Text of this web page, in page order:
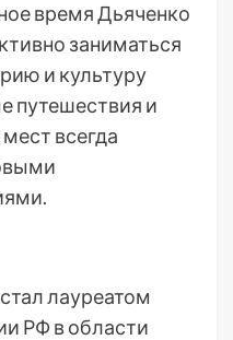
время Дьяченко
заниматься
и культуру
путешествия и
всегда
лауреатом
РФ в области